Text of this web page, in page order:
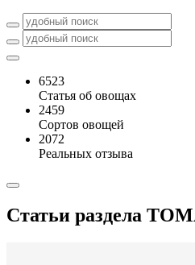
6523
Статья об овощах
2459
Сортов овощей
2072
Реальных отзыва
Статьи раздела